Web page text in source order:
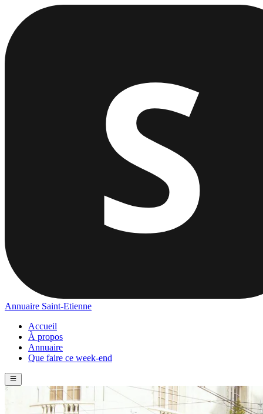
Annuaire Saint-Etienne
Accueil
À propos
Annuaire
Que faire ce week-end